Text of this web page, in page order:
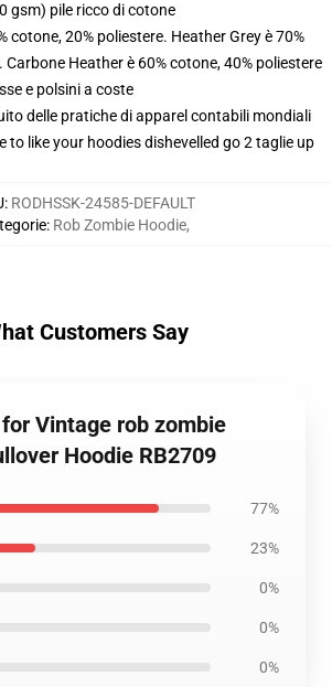
gsm) pile ricco di cotone
cotone, 20% poliestere. Heather Grey è 70%
Heather è 60% cotone, 40% poliestere
e polsini a coste
delle pratiche di apparel contabili mondiali
to like your hoodies dishevelled go 2 taglie up
: RODHSSK-24585-DEFAULT
: Rob Zombie Hoodie,
Customers Say
Vintage rob zombie
Hoodie RB2709
77%
23%
0%
0%
0%